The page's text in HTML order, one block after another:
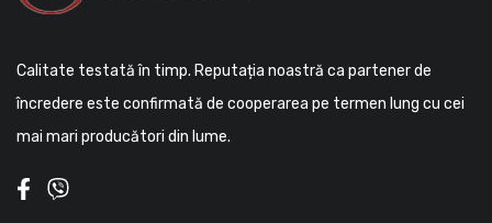
Calitate testată în timp. Reputația noastră ca partener de
încredere este confirmată de cooperarea pe termen lung cu cei
mai mari producători din lume.